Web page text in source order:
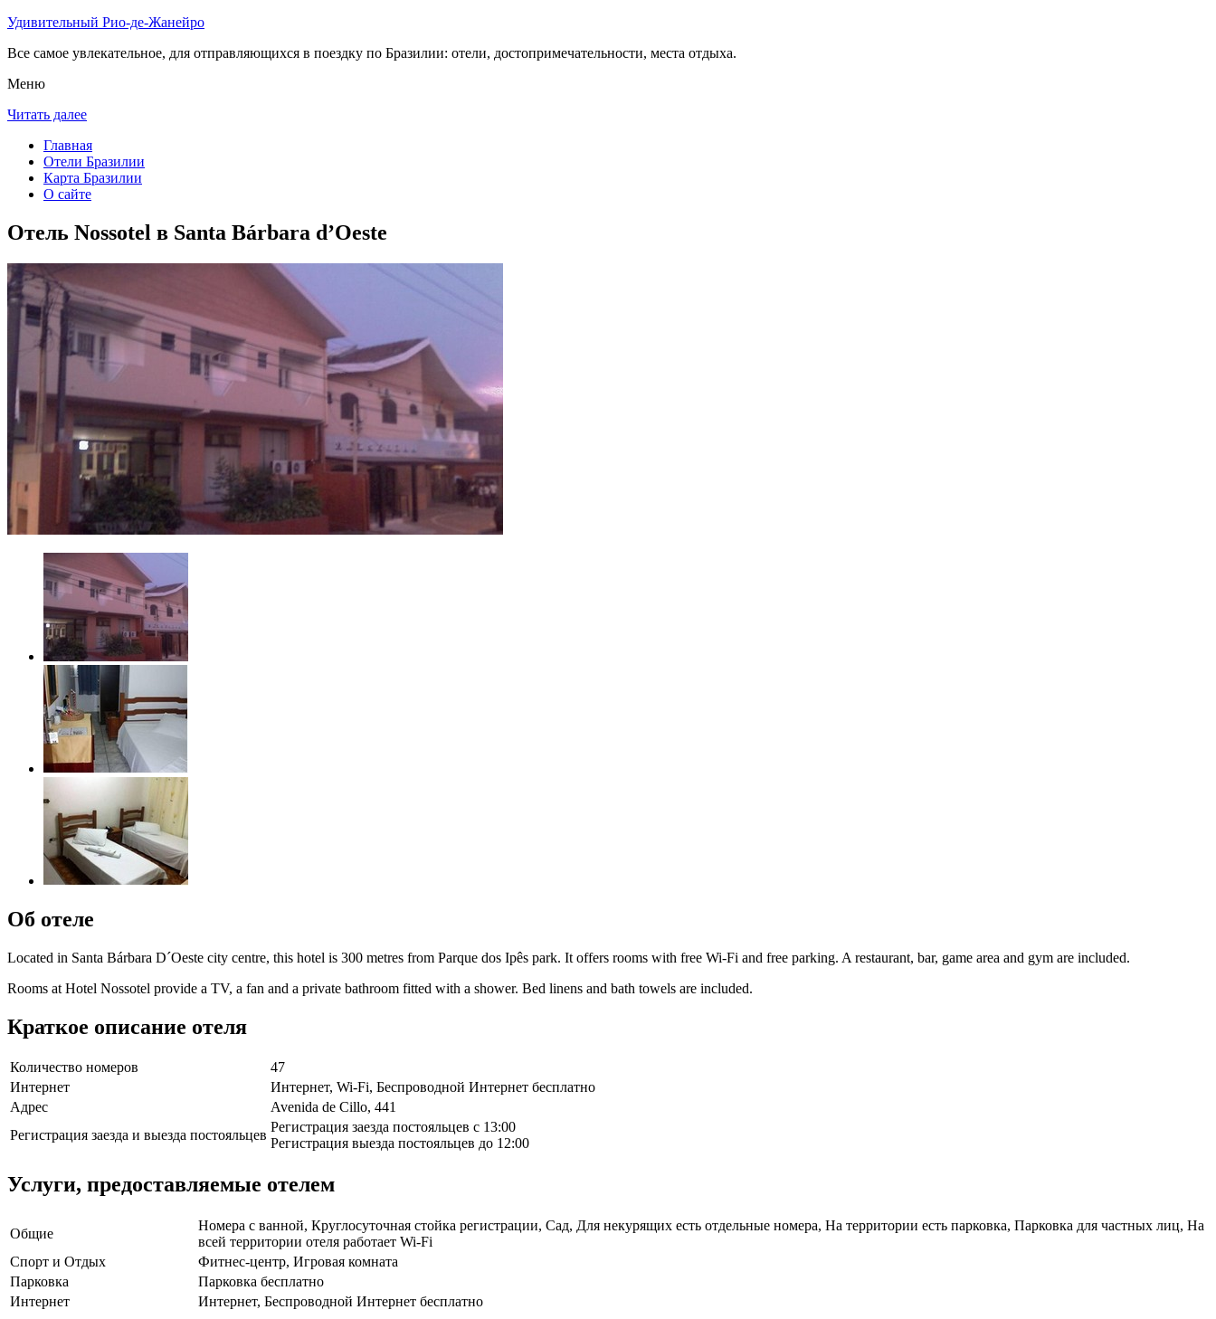
Удивительный Рио-де-Жанейро
Все самое увлекательное, для отправляющихся в поездку по Бразилии: отели, достопримечательности, места отдыха.
Меню
Читать далее
Главная
Отели Бразилии
Карта Бразилии
О сайте
Отель Nossotel в Santa Bárbara dʼOeste
Об отеле
Located in Santa Bárbara D´Oeste city centre, this hotel is 300 metres from Parque dos Ipês park. It offers rooms with free Wi-Fi and free parking. A restaurant, bar, game area and gym are included.
Rooms at Hotel Nossotel provide a TV, a fan and a private bathroom fitted with a shower. Bed linens and bath towels are included.
Краткое описание отеля
Количество номеров
47
Интернет
Интернет, Wi-Fi, Беспроводной Интернет бесплатно
Адрес
Avenida de Cillo, 441
Регистрация заезда и выезда постояльцев
Регистрация заезда постояльцев с 13:00
Регистрация выезда постояльцев до 12:00
Услуги, предоставляемые отелем
Общие
Номера с ванной, Круглосуточная стойка регистрации, Сад, Для некурящих есть отдельные номера, На территории есть парковка, Парковка для частных лиц, На
всей территории отеля работает Wi-Fi
Спорт и Отдых
Фитнес-центр, Игровая комната
Парковка
Парковка бесплатно
Интернет
Интернет, Беспроводной Интернет бесплатно